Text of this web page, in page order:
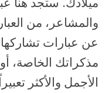
والمشاعر، من
عن عبارات
مذكراتك الخاصة،
الأجمل والأكثر